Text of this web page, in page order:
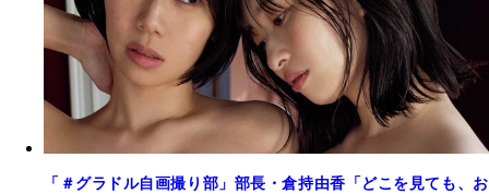
「＃グラドル自画撮り部」部長・倉持由香「どこを見ても、お